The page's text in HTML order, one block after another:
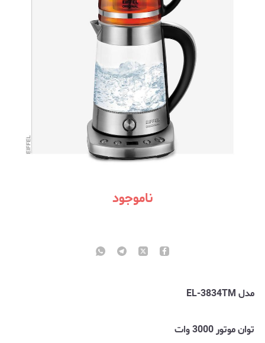
ناموجود
مدل EL-3834TM
توان موتور 3000 وات